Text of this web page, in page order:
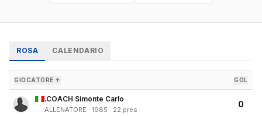
ROSA CALENDARIO
GIOCATORE ↑ GOL
.COACH Simonte Carlo
ALLENATORE · 1985 · 22 pres
0